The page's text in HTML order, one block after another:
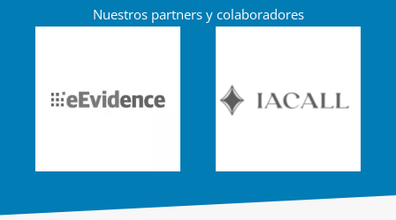
Nuestros partners y colaboradores